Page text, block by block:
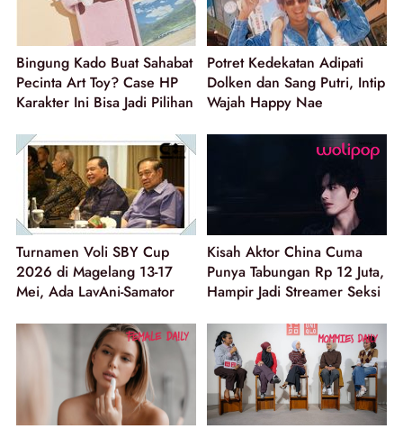
Bingung Kado Buat Sahabat
Pecinta Art Toy? Case HP
Karakter Ini Bisa Jadi Pilihan
Potret Kedekatan Adipati
Dolken dan Sang Putri, Intip
Wajah Happy Nae
Turnamen Voli SBY Cup
2026 di Magelang 13-17
Mei, Ada LavAni-Samator
Kisah Aktor China Cuma
Punya Tabungan Rp 12 Juta,
Hampir Jadi Streamer Seksi